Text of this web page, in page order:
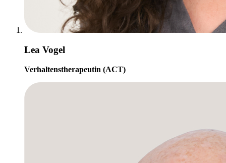
Lea Vogel
Verhaltenstherapeutin (ACT)